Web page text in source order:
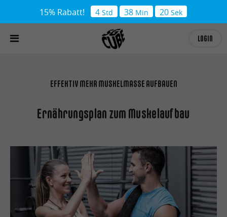
EFFEKTIV MEHR MUSKELMASSE AUFBAUEN
Ernährungsplan zum Muskelaufbau
15% Rabatt! 4Std 38Min 19Sek
LOGIN